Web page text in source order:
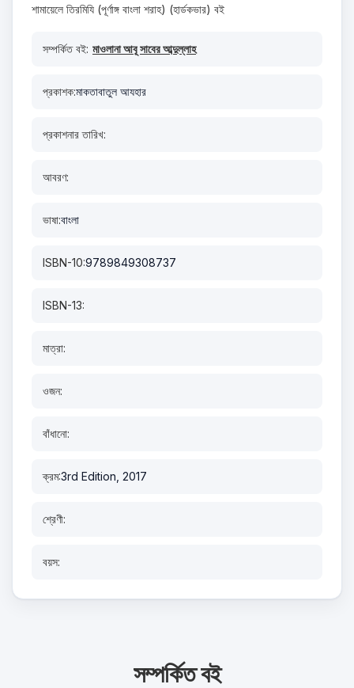
শামায়েলে তিরমিযি (পূর্ণাঙ্গ বাংলা শরাহ) (হার্ডকভার) বই
সম্পর্কিত বই: মাওলানা আবূ সাবের আব্দুল্লাহ
প্রকাশক:মাকতাবাতুল আযহার
প্রকাশনার তারিখ:
আবরণ:
ভাষা:বাংলা
ISBN-10:9789849308737
ISBN-13:
মাত্রা:
ওজন:
বাঁধানো:
ক্রম:3rd Edition, 2017
শ্রেণী:
বয়স:
সম্পর্কিত বই